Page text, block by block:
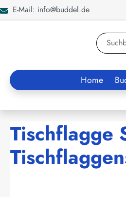
Zur Suche springen
E-Mail: info@buddel.de
Home
Tischflagge